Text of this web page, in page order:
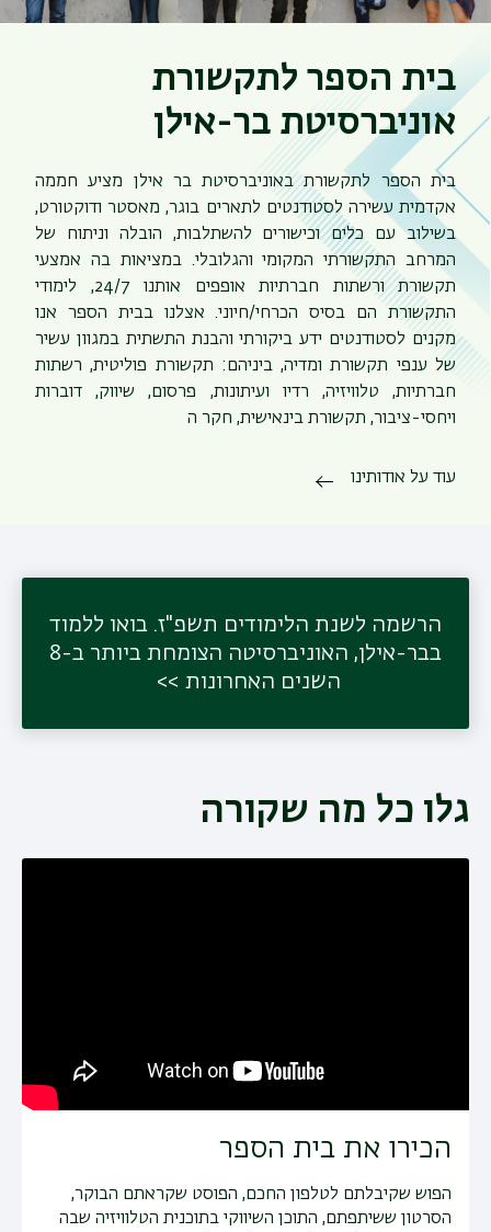
בית הספר לתקשורת
אוניברסיטת בר-אילן
בית הספר לתקשורת באוניברסיטת בר אילן מציע חממה
אקדמית עשירה לסטודנטים לתארים בוגר, מאסטר ודוקטורט,
בשילוב עם כלים וכישורים להשתלבות, הובלה וניתוח של
המרחב התקשורתי המקומי והגלובלי. במציאות בה אמצעי
תקשורת ורשתות חברתיות אופפים אותנו 24/7, לימודי
התקשורת הם בסיס הכרחי/חיוני. אצלנו בבית הספר אנו
מקנים לסטודנטים ידע ביקורתי והבנת התשתית במגוון עשיר
של ענפי תקשורת ומדיה, ביניהם: תקשורת פוליטית, רשתות
חברתיות, טלוויזיה, רדיו ועיתונות, פרסום, שיווק, דוברות
ויחסי-ציבור, תקשורת בינאישית, חקר ה
עוד על אודותינו
הרשמה לשנת הלימודים תשפ"ז. בואו ללמוד
בבר-אילן, האוניברסיטה הצומחת ביותר ב-8
השנים האחרונות
גלו כל מה שקורה
הכירו את בית הספר
הפוש שקיבלתם לטלפון החכם, הפוסט שקראתם הבוקר,
הסרטון ששיתפתם, התוכן השיווקי בתוכנית הטלוויזיה שבה